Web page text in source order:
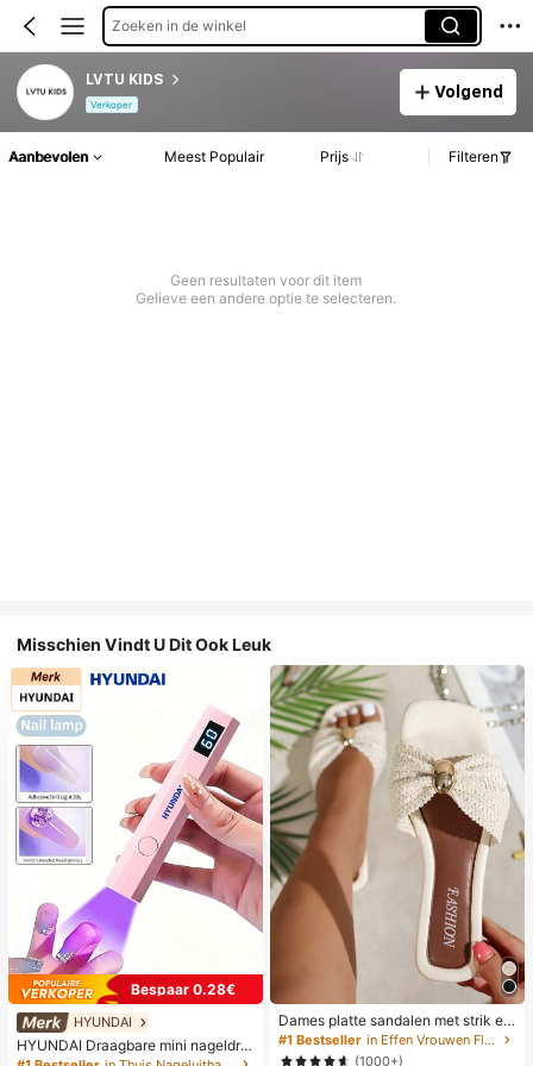
Zoeken in de winkel
LVTU KIDS
Verkoper
Volgend
Aanbevolen Meest Populair Prijs Filteren
Geen resultaten voor dit item
Gelieve een andere optie te selecteren.
Misschien Vindt U Dit Ook Leuk
Bespaar 0.28€
HYUNDAI
HYUNDAI Draagbare mini nageldro
ger, oplaadbare handlamp UV/LED
Dames platte sandalen met strik en
metalen decoratie, geweven van st
ro, comfortabele minimalistische stij
#1 Bestseller
in Effen Vrouwen Flat Sandalen
(1000+)